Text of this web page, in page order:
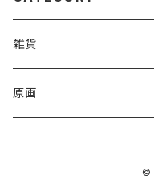
雑貨
アクリルキーホルダー
原画
©